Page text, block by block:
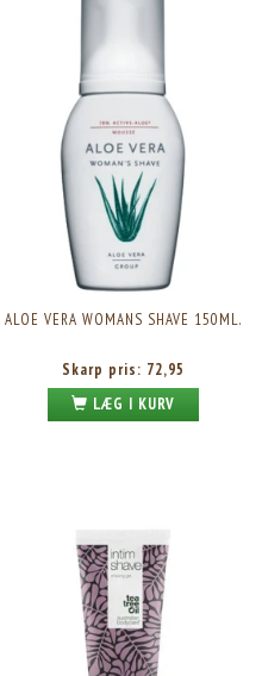
ALOE VERA WOMANS SHAVE 150ML.
Skarp pris: 72,95
LÆG I KURV